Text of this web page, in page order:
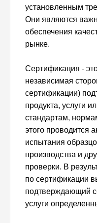
установленным
Они являются
обеспечения
рынке.
Сертификация -
независимая
сертификации)
продукта, услуги
стандартам,
этого проводится
испытания
производства и
проверки. В
по сертификации
подтверждающий
услуги